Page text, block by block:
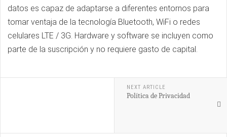
datos es capaz de adaptarse a diferentes entornos para
tomar ventaja de la tecnología Bluetooth, WiFi o redes
celulares LTE / 3G. Hardware y software se incluyen como
parte de la suscripción y no requiere gasto de capital.
NEXT ARTICLE
Política de Privacidad